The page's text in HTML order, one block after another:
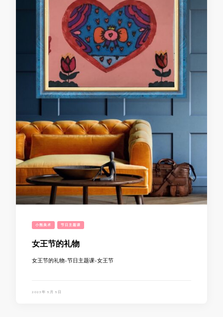
小熊美术 节日主题课
女王节的礼物
女王节的礼物-节日主题课-女王节
2023年 5月 5日